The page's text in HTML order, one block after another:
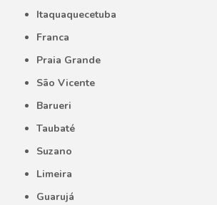
Itaquaquecetuba
Franca
Praia Grande
São Vicente
Barueri
Taubaté
Suzano
Limeira
Guarujá